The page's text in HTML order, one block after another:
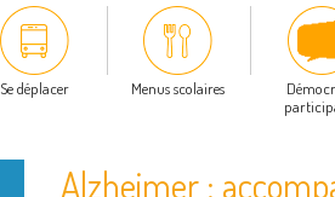
Se déplacer Menus scolaires
Alzheimer :